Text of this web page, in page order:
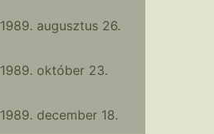
1989. augusztus 26.
1989. október 23.
1989. december 18.